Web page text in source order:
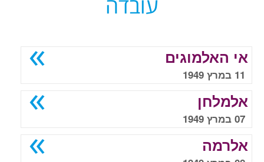
אי האלמוגים
11 במרץ 1949
אלמלחן
07 במרץ 1949
אלרמה